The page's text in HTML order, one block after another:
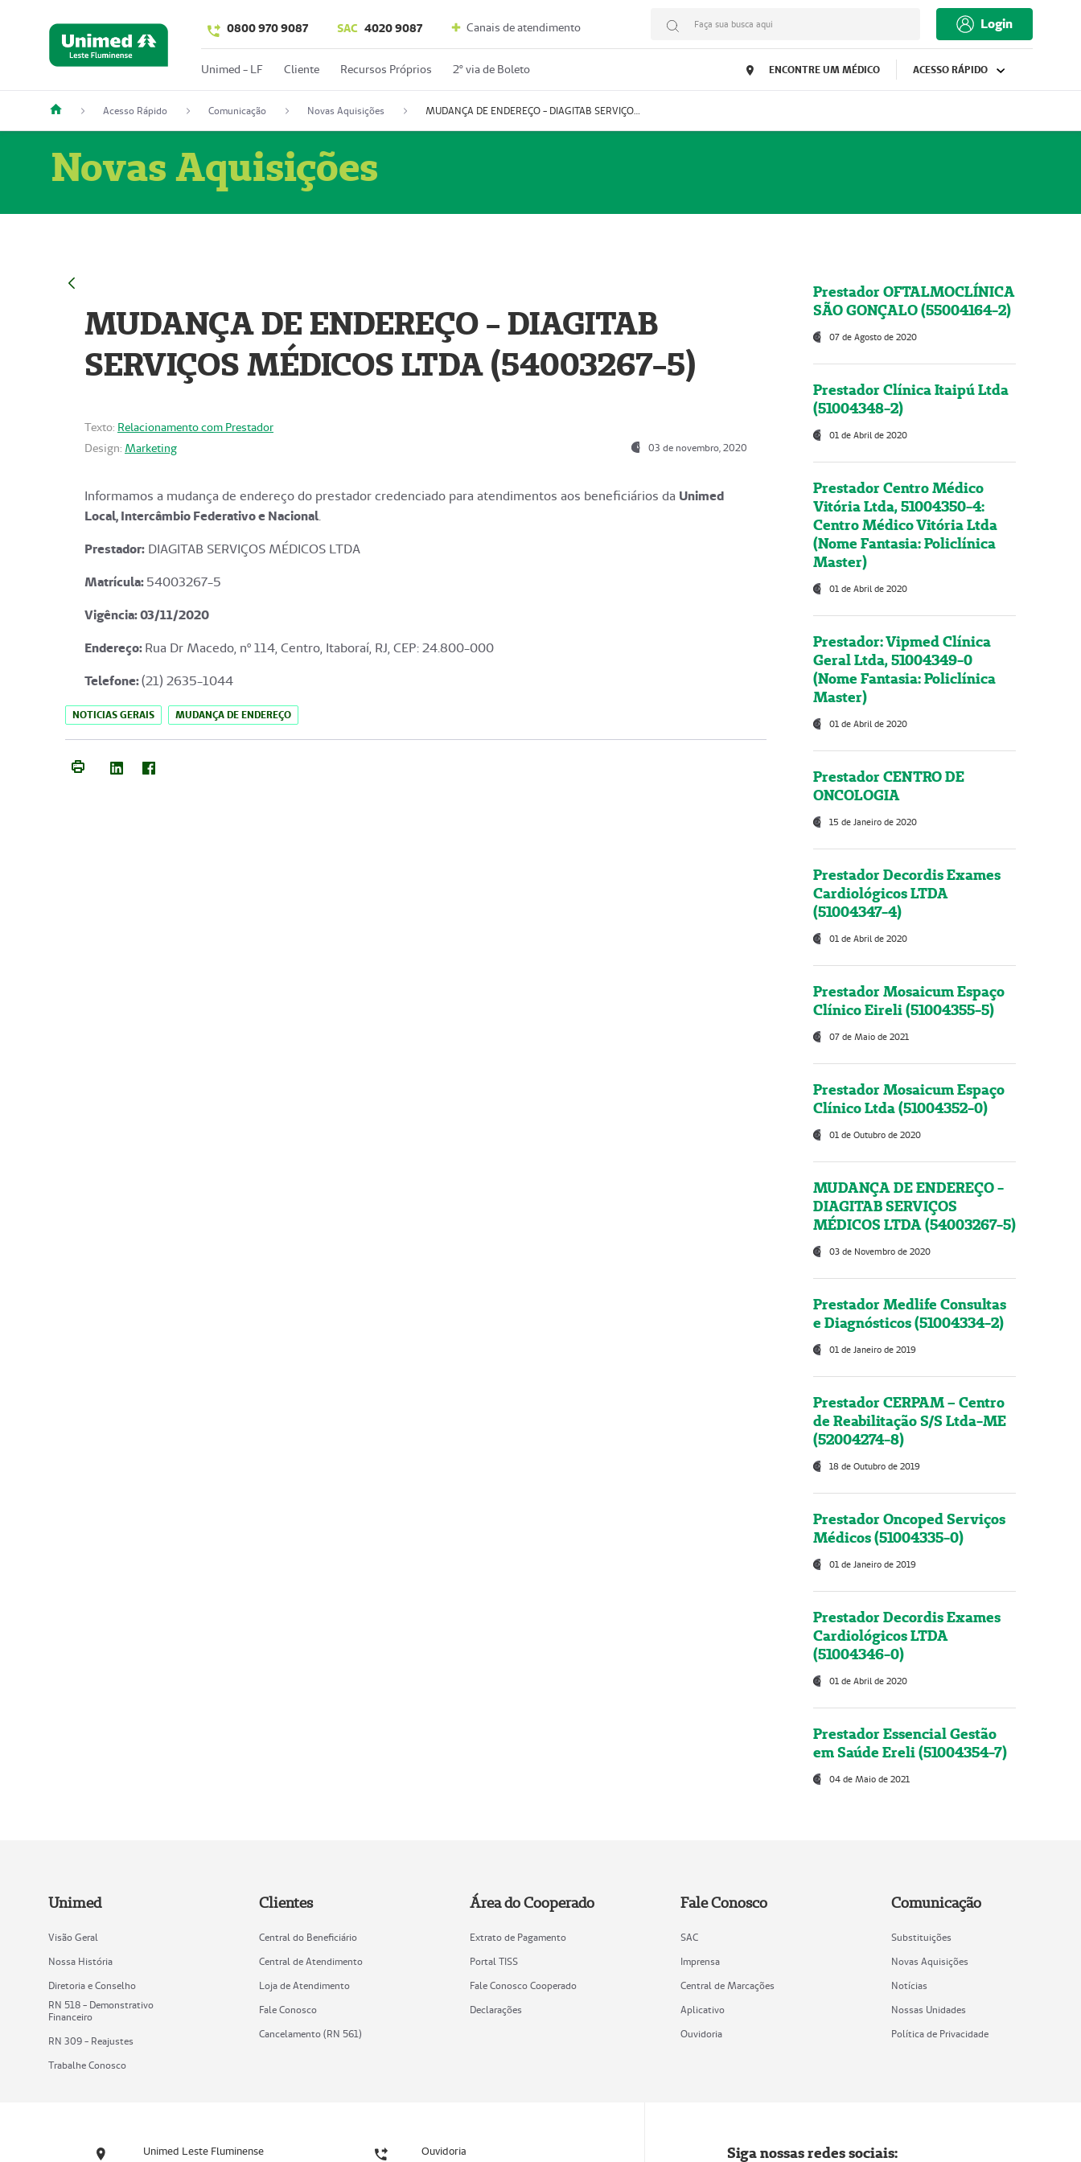
0800 970 9087 SAC 4020 9087 Canais de atendimento Faça sua busca aqui Login
Unimed - LF Cliente Recursos Próprios 2º via de Boleto ENCONTRE UM MÉDICO ACESSO RÁPIDO
Acesso Rápido Comunicação Novas Aquisições MUDANÇA DE ENDEREÇO - DIAGITAB SERVIÇOS MÉDICOS LTDA (54003267-5)
Novas Aquisições
MUDANÇA DE ENDEREÇO - DIAGITAB
SERVIÇOS MÉDICOS LTDA (54003267-5)
Texto: Relacionamento com Prestador
Design: Marketing 03 de novembro, 2020
Informamos a mudança de endereço do prestador credenciado para atendimentos aos beneficiários da Unimed
Local, Intercâmbio Federativo e Nacional.
Prestador: DIAGITAB SERVIÇOS MÉDICOS LTDA
Matrícula:54003267-5
Vigência: 03/11/2020
Endereço:Rua Dr Macedo, nº 114, Centro, Itaboraí, RJ, CEP: 24.800-000
Telefone:(21) 2635-1044
NOTICIAS GERAIS MUDANÇA DE ENDEREÇO
Prestador OFTALMOCLÍNICA
SÃO GONÇALO (55004164-2)
07 de Agosto de 2020
Prestador Clínica Itaipú Ltda
(51004348-2)
01 de Abril de 2020
Prestador Centro Médico
Vitória Ltda, 51004350-4:
Centro Médico Vitória Ltda
(Nome Fantasia: Policlínica
Master)
01 de Abril de 2020
Prestador: Vipmed Clínica
Geral Ltda, 51004349-0
(Nome Fantasia: Policlínica
Master)
01 de Abril de 2020
Prestador CENTRO DE
ONCOLOGIA
15 de Janeiro de 2020
Prestador Decordis Exames
Cardiológicos LTDA
(51004347-4)
01 de Abril de 2020
Prestador Mosaicum Espaço
Clínico Eireli (51004355-5)
07 de Maio de 2021
Prestador Mosaicum Espaço
Clínico Ltda (51004352-0)
01 de Outubro de 2020
MUDANÇA DE ENDEREÇO -
DIAGITAB SERVIÇOS
MÉDICOS LTDA (54003267-5)
03 de Novembro de 2020
Prestador Medlife Consultas
e Diagnósticos (51004334-2)
01 de Janeiro de 2019
Prestador CERPAM – Centro
de Reabilitação S/S Ltda-ME
(52004274-8)
18 de Outubro de 2019
Prestador Oncoped Serviços
Médicos (51004335-0)
01 de Janeiro de 2019
Prestador Decordis Exames
Cardiológicos LTDA
(51004346-0)
01 de Abril de 2020
Prestador Essencial Gestão
em Saúde Ereli (51004354-7)
04 de Maio de 2021
Unimed
Visão Geral
Nossa História
Diretoria e Conselho
RN 518 - Demonstrativo
Financeiro
RN 309 - Reajustes
Trabalhe Conosco
Clientes
Central do Beneficiário
Central de Atendimento
Loja de Atendimento
Fale Conosco
Cancelamento (RN 561)
Área do Cooperado
Extrato de Pagamento
Portal TISS
Fale Conosco Cooperado
Declarações
Fale Conosco
SAC
Imprensa
Central de Marcações
Aplicativo
Ouvidoria
Comunicação
Substituições
Novas Aquisições
Notícias
Nossas Unidades
Política de Privacidade
Unimed Leste Fluminense Ouvidoria Siga nossas redes sociais: